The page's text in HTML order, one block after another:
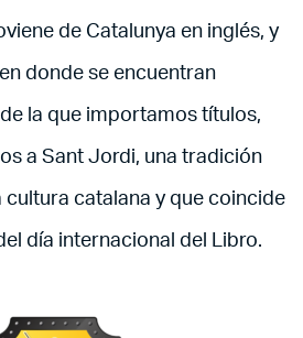
de Catalunya en inglés, y
donde se encuentran
la que importamos títulos,
a Sant Jordi, una tradición
cultura catalana y que coincide
día internacional del Libro.